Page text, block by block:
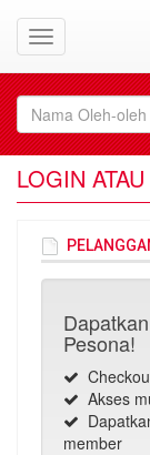
LOGIN
Pesona!
Akses
member